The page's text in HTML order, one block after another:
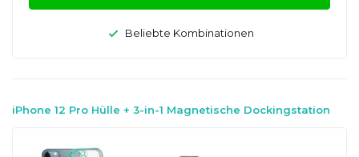
Beliebte Kombinationen
iPhone 12 Pro Hülle + 3-in-1 Magnetische Dockingstation